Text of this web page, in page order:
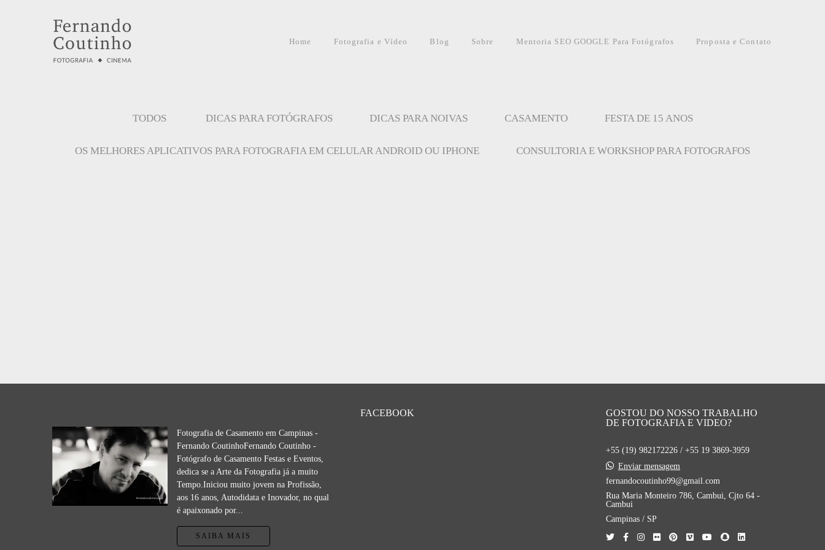
Home Fotografia e Vídeo Blog Sobre Mentoria SEO GOOGLE Para Fotógrafos Proposta e Contato
TODOS DICAS PARA FOTÓGRAFOS DICAS PARA NOIVAS CASAMENTO FESTA DE 15 ANOS
OS MELHORES APLICATIVOS PARA FOTOGRAFIA EM CELULAR ANDROID OU IPHONE CONSULTORIA E WORKSHOP PARA FOTOGRAFOS
Fotografia de Casamento em Campinas -
Fernando CoutinhoFernando Coutinho -
Fotógrafo de Casamento Festas e Eventos,
dedica se a Arte da Fotografia já a muito
Tempo.Iniciou muito jovem na Profissão,
aos 16 anos, Autodidata e Inovador, no qual
é apaixonado por...
SAIBA MAIS
FACEBOOK
GOSTOU DO NOSSO TRABALHO
DE FOTOGRAFIA E VIDEO?
+55 (19) 982172226 / +55 19 3869-3959
Enviar mensagem
fernandocoutinho99@gmail.com
Rua Maria Monteiro 786, Cambui, Cjto 64 -
Cambui
Campinas / SP